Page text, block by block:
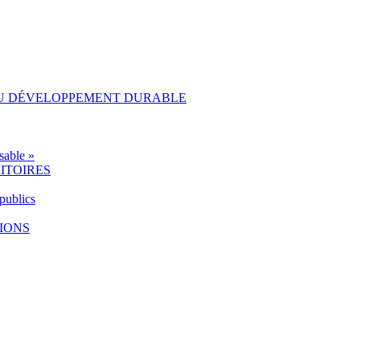
DÉVELOPPEMENT DURABLE
»